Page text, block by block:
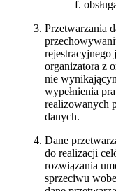
Przetwarzania
rejestracyjnego
organizatora z
nie
wypełnienia
realizowanych
danych.
Dane
do realizacji
rozwiązania
sprzeciwu